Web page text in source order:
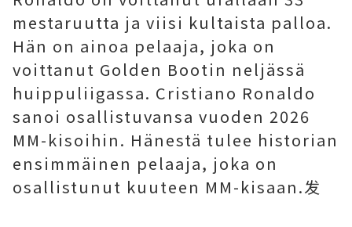
mestaruutta ja viisi kultaista palloa.
Hän on ainoa pelaaja, joka on
voittanut Golden Bootin neljässä
huippuliigassa. Cristiano Ronaldo
sanoi osallistuvansa vuoden 2026
MM-kisoihin. Hänestä tulee historian
ensimmäinen pelaaja, joka on
osallistunut kuuteen MM-kisaan.发